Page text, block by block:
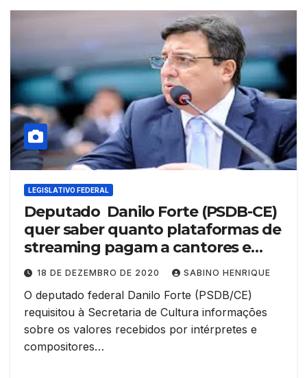
LEGISLATIVO FEDERAL
Deputado Danilo Forte (PSDB-CE)
quer saber quanto plataformas de
streaming pagam a cantores e
compositores
18 DE DEZEMBRO DE 2020 SABINO HENRIQUE
O deputado federal Danilo Forte (PSDB/CE)
requisitou à Secretaria de Cultura informações
sobre os valores recebidos por intérpretes e
compositores…